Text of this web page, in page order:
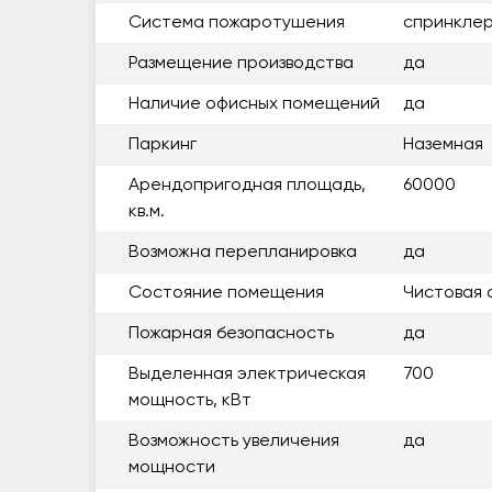
Система пожаротушения
Размещение производства да
Наличие офисных помещений да
Паркинг Наземная
Арендопригодная площадь,
кв.м.
60000
Возможна перепланировка да
Состояние помещения Чистовая
Пожарная безопасность да
Выделенная электрическая
мощность, кВт
700
Возможность увеличения
мощности
да